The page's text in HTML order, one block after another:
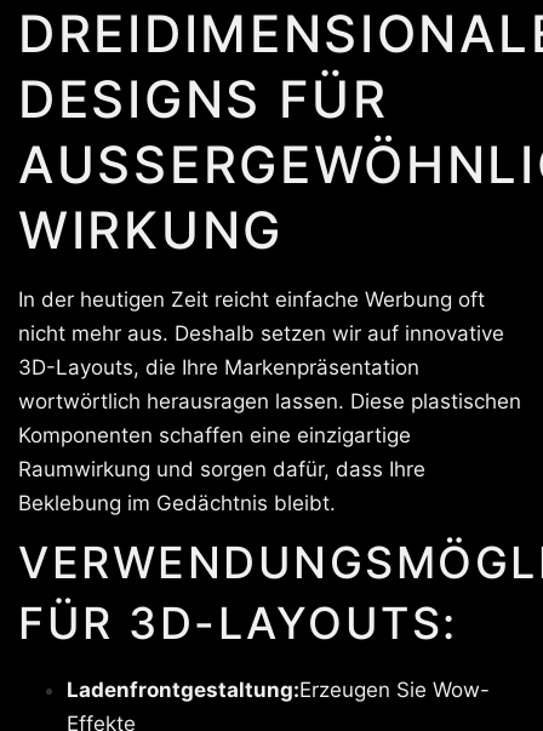
DESIGNS FÜR
IRKUNG
In der heutigen Zeit reicht einfache Werbung oft
nicht mehr aus. Deshalb setzen wir auf innovative
3D-Layouts, die Ihre Markenpräsentation
wortwörtlich herausragen lassen. Diese plastischen
Komponenten schaffen eine einzigartige
Raumwirkung und sorgen dafür, dass Ihre
Beklebung im Gedächtnis bleibt.
FÜR 3D-LAYOUTS:
Ladenfrontgestaltung:Erzeugen Sie Wow-
Effekte